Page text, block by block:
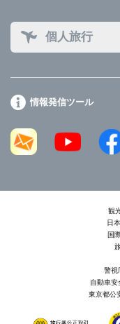
個人旅行
情報発信ツール
観
日
国
警視
自動車安
東京都公